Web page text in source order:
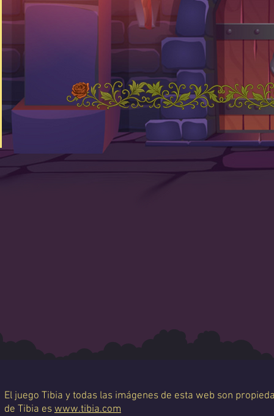
El juego Tibia y todas las imágenes de esta web son
de Tibia es www.tibia.com